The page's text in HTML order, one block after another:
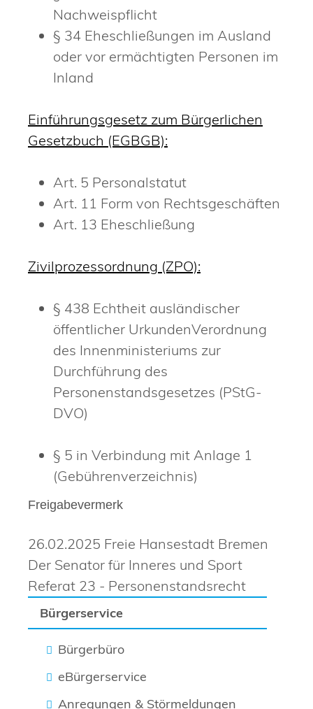
Bürgerservice
Bürgerbüro
eBürgerservice
Anregungen & Störmeldungen
Nachweispflicht
§ 34 Eheschließungen im Ausland
oder vor ermächtigten Personen im
Inland
Einführungsgesetz zum Bürgerlichen
Gesetzbuch (EGBGB):
Art. 5 Personalstatut
Art. 11 Form von Rechtsgeschäften
Art. 13 Eheschließung
Zivilprozessordnung (ZPO):
§ 438 Echtheit ausländischer
öffentlicher UrkundenVerordnung
des Innenministeriums zur
Durchführung des
Personenstandsgesetzes (PStG-
DVO)
§ 5 in Verbindung mit Anlage 1
(Gebührenverzeichnis)
Freigabevermerk
26.02.2025 Freie Hansestadt Bremen
Der Senator für Inneres und Sport
Referat 23 - Personenstandsrecht